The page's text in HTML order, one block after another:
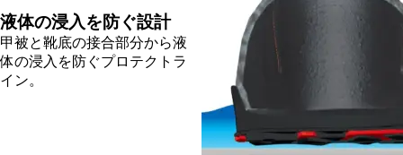
液体の浸入を防ぐ設計
甲被と靴底の接合部分から液
体の浸入を防ぐプロテクトラ
イン。